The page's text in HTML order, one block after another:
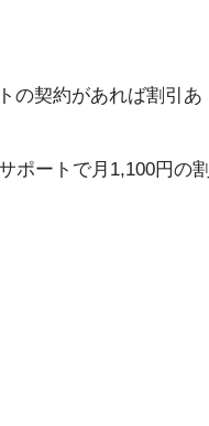
の契約があれば割引あ
ポートで月1,100円の割